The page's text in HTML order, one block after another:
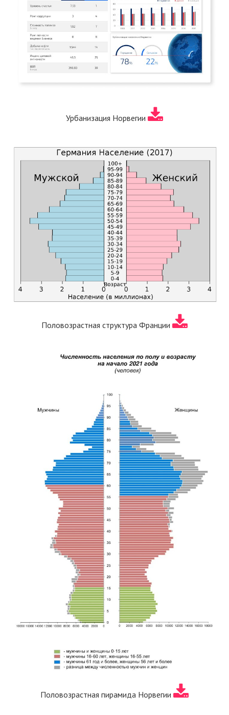
Урбанизация Норвегии
Половозрастная структура Франции
Половозрастная пирамида Норвегии